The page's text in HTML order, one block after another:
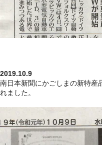
2019.10.9
南日本新聞にかごしまの新特産
れました。